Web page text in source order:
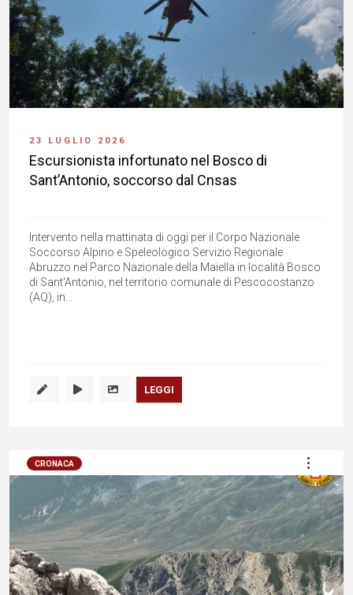
23 LUGLIO 2026
Escursionista infortunato nel Bosco di
Sant’Antonio, soccorso dal Cnsas
Intervento nella mattinata di oggi per il Corpo Nazionale
Soccorso Alpino e Speleologico Servizio Regionale
Abruzzo nel Parco Nazionale della Maiella in località Bosco
di Sant'Antonio, nel territorio comunale di Pescocostanzo
(AQ), in...
LEGGI
CRONACA